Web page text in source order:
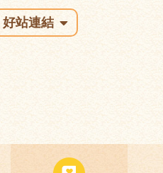
好站連結